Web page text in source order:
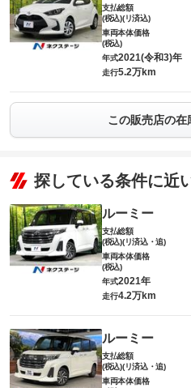
支払総額
(税込)(リ済込)
車両本体価格
(税込)
年式2021(令和3)年
走行5.2万km
この販売店の在
探している条件に近
ルーミー
支払総額
(税込)(リ済込・追)
車両本体価格
(税込)
年式2021年
走行4.2万km
ルーミー
支払総額
(税込)(リ済込・追)
車両本体価格